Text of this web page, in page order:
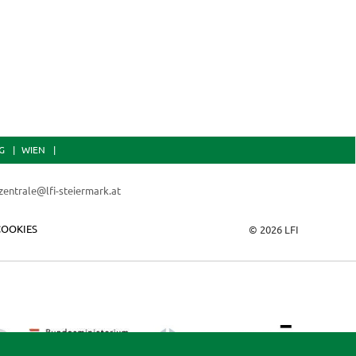
WIEN
steiermark.at
© 2026 LFI